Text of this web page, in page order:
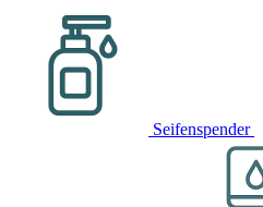
Seifenspender